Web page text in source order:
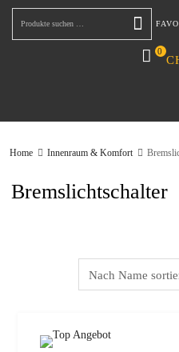
0
Home Innenraum & Komfort
Bremslichtschalter